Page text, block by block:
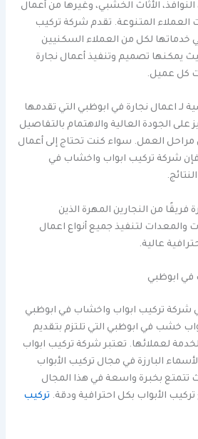
الأثاث الخشبي، وغيرها من أعمال
العملاء المتنوعة. تقدم شركة تركيب
خدماتها لكل من العملاء السكنيين
يمكنها تصميم وتنفيذ أعمال نجارة
كل عميل.
لـ اعمال نجارة في ابوظبي التي تقدمها
على الجودة العالية والاهتمام بالتفاصيل
العمل. سواء كنت تحتاج إلى أعمال
شركة تركيب ابواب واخشاب في
فريقًا من النجارين المهرة الذين
والمعدات لتنفيذ جميع أنواع اعمال
عالية.
ابوظبي
شركة تركيب ابواب واخشاب في ابوظبي
خشب في ابوظبي التي تلتزم بتقديم
لعملائها. تعتبر شركة تركيب ابواب
البارزة في مجال تركيب الأبواب
تتمتع بخبرة واسعة في هذا المجال
الأبواب بكل احترافية ودقة. تركيب